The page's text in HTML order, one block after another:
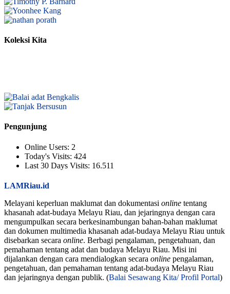
Koleksi Kita
Pengunjung
Online Users: 2
Today's Visits: 424
Last 30 Days Visits: 16.511
LAMRiau.id
Melayani keperluan maklumat dan dokumentasi online tentang
khasanah adat-budaya Melayu Riau, dan jejaringnya dengan cara
mengumpulkan secara berkesinambungan bahan-bahan maklumat
dan dokumen multimedia khasanah adat-budaya Melayu Riau untuk
disebarkan secara online. Berbagi pengalaman, pengetahuan, dan
pemahaman tentang adat dan budaya Melayu Riau. Misi ini
dijalankan dengan cara mendialogkan secara online pengalaman,
pengetahuan, dan pemahaman tentang adat-budaya Melayu Riau
dan jejaringnya dengan publik. (Balai Sesawang Kita/ Profil Portal)